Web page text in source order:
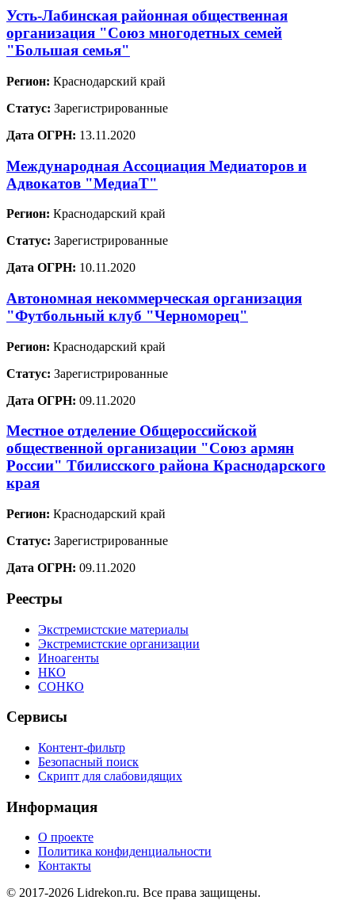
Усть-Лабинская районная общественная
организация "Союз многодетных семей
"Большая семья"
Регион: Краснодарский край
Статус: Зарегистрированные
Дата ОГРН: 13.11.2020
Международная Ассоциация Медиаторов и
Адвокатов "МедиаТ"
Регион: Краснодарский край
Статус: Зарегистрированные
Дата ОГРН: 10.11.2020
Автономная некоммерческая организация
"Футбольный клуб "Черноморец"
Регион: Краснодарский край
Статус: Зарегистрированные
Дата ОГРН: 09.11.2020
Местное отделение Общероссийской
общественной организации "Союз армян
России" Тбилисского района Краснодарского
края
Регион: Краснодарский край
Статус: Зарегистрированные
Дата ОГРН: 09.11.2020
Реестры
Экстремистские материалы
Экстремистские организации
Иноагенты
НКО
СОНКО
Сервисы
Контент-фильтр
Безопасный поиск
Скрипт для слабовидящих
Информация
О проекте
Политика конфиденциальности
Контакты
© 2017-2026 Lidrekon.ru. Все права защищены.